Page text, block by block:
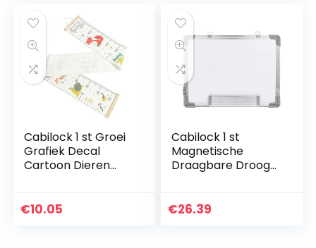
Cabilock 1 st Groei
Grafiek Decal
Cartoon Dieren
€10.05
Cabilock 1 st
Magnetische
Draagbare Droog
Dubbelzijdig
€26.39